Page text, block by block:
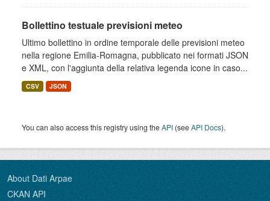
Bollettino testuale previsioni meteo
Ultimo bollettino in ordine temporale delle previsioni meteo
nella regione Emilia-Romagna, pubblicato nei formati JSON
e XML, con l'aggiunta della relativa legenda icone in caso...
CSV JSON
You can also access this registry using theAPI (seeAPI Docs).
About Dati Arpae
CKAN API